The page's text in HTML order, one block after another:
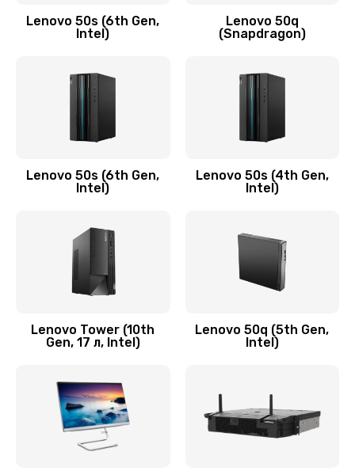
Заказать
Замена модуля HDMI
590 руб.
Замена задней крышки устройства
Замена микросхемы (звук, контроллер,
процессор)
Замена кнопки включения/выключения
Lenovo 50s (6th Gen,
Intel)
Lenovo 50q
(Snapdragon)
Lenovo 50s (6th Gen,
Intel)
Lenovo 50s (4th Gen,
Intel)
Lenovo Tower (10th
Gen, 17 л, Intel)
Lenovo 50q (5th Gen,
Intel)